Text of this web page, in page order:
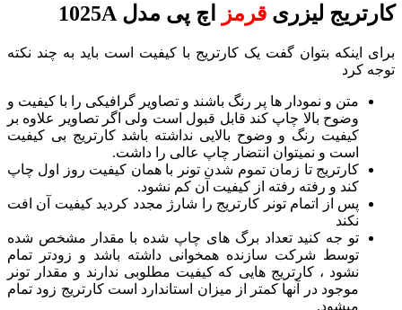
کارتریج لیزری قرمز اچ پی مدل 1025A
برای اینکه بتوان گفت یک کارتریج با کیفیت است باید به چند نکته
توجه کرد
متن و نمودار ها پر رنگ باشند و تصاویر گرافیکی را با کیفیت و
وضوح بالا چاپ کند قابل قبول است ولی اگر تصاویر علاوه بر
کیفیت رنگ و وضوح بالایی نداشته باشد کارتریج بی کیفیت
است و نمیتوان انتضار چاپ عالی را داشت.
کارتریج تا زمان تموم شدن تونر با همان کیفیت روز اول چاپ
کند و رفته رفته از کیفیت آن کم نشود.
پس از اتمام تونر کارتریج را شارژ مجدد کردید کیفیت آن افت
نکند
تو جه کنید تعداد برگ های چاپ شده با مقدار مشخص شده
توسط شرکت سازنده همخوانی داشته باشد و زودتر تمام
نشود ، کارتریج هایی که کیفیت مطلوبی ندارند و مقدار تونر
موجود در آنها کمتر از میزان استاندارد است کارتریج زود تمام
میشود.